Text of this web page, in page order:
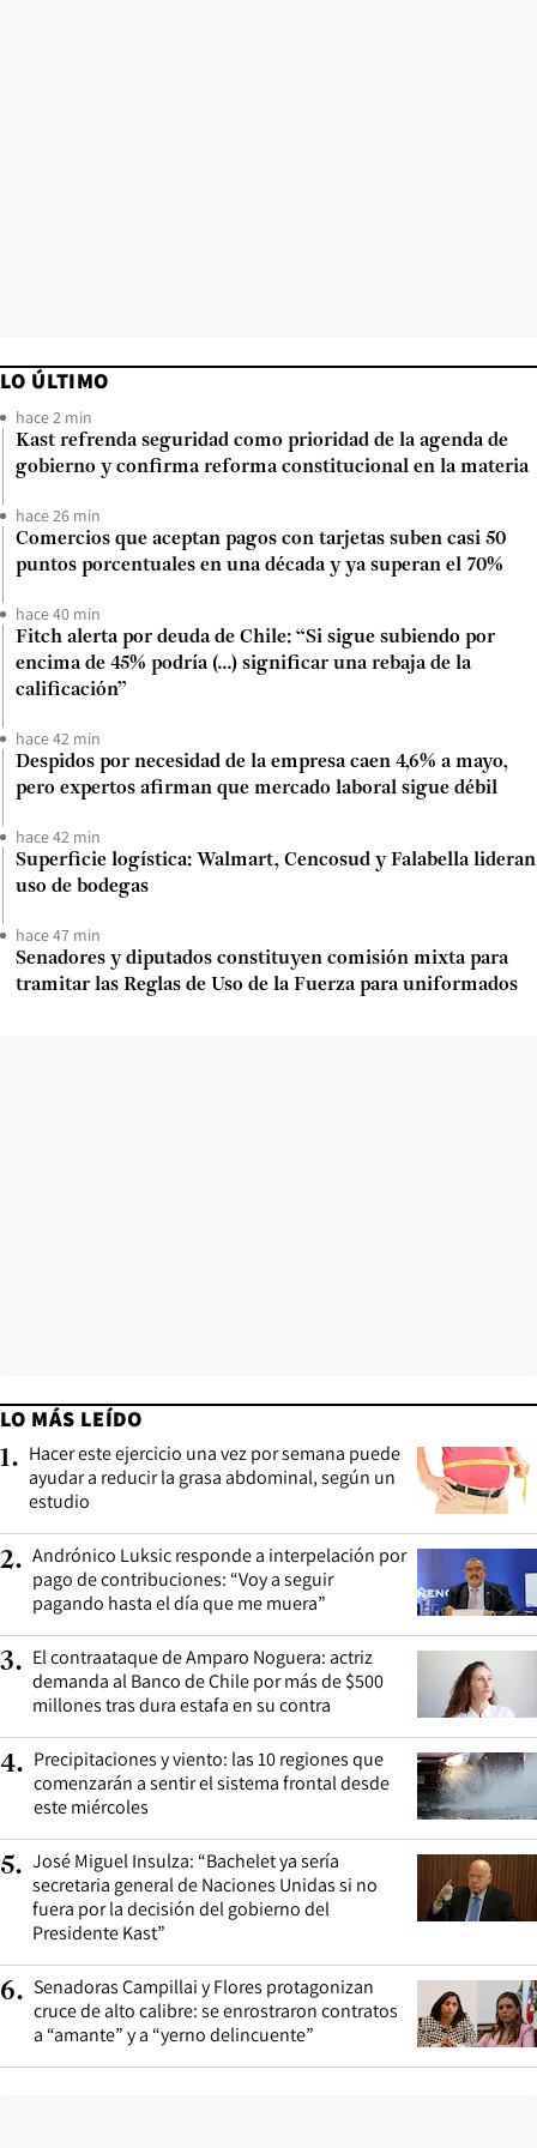
LO ÚLTIMO
hace 2 min
Kast refrenda seguridad como prioridad de la agenda de
gobierno y confirma reforma constitucional en la materia
hace 26 min
Comercios que aceptan pagos con tarjetas suben casi 50
puntos porcentuales en una década y ya superan el 70%
hace 40 min
Fitch alerta por deuda de Chile: “Si sigue subiendo por
encima de 45% podría (...) significar una rebaja de la
calificación”
hace 42 min
Despidos por necesidad de la empresa caen 4,6% a mayo,
pero expertos afirman que mercado laboral sigue débil
hace 42 min
Superficie logística: Walmart, Cencosud y Falabella lideran
uso de bodegas
hace 47 min
Senadores y diputados constituyen comisión mixta para
tramitar las Reglas de Uso de la Fuerza para uniformados
LO MÁS LEÍDO
1. Hacer este ejercicio una vez por semana puede
ayudar a reducir la grasa abdominal, según un
estudio
2. Andrónico Luksic responde a interpelación por
pago de contribuciones: “Voy a seguir
pagando hasta el día que me muera”
3. El contraataque de Amparo Noguera: actriz
demanda al Banco de Chile por más de $500
millones tras dura estafa en su contra
4. Precipitaciones y viento: las 10 regiones que
comenzarán a sentir el sistema frontal desde
este miércoles
5. José Miguel Insulza: “Bachelet ya sería
secretaria general de Naciones Unidas si no
fuera por la decisión del gobierno del
Presidente Kast”
6. Senadoras Campillai y Flores protagonizan
cruce de alto calibre: se enrostraron contratos
a “amante” y a “yerno delincuente”